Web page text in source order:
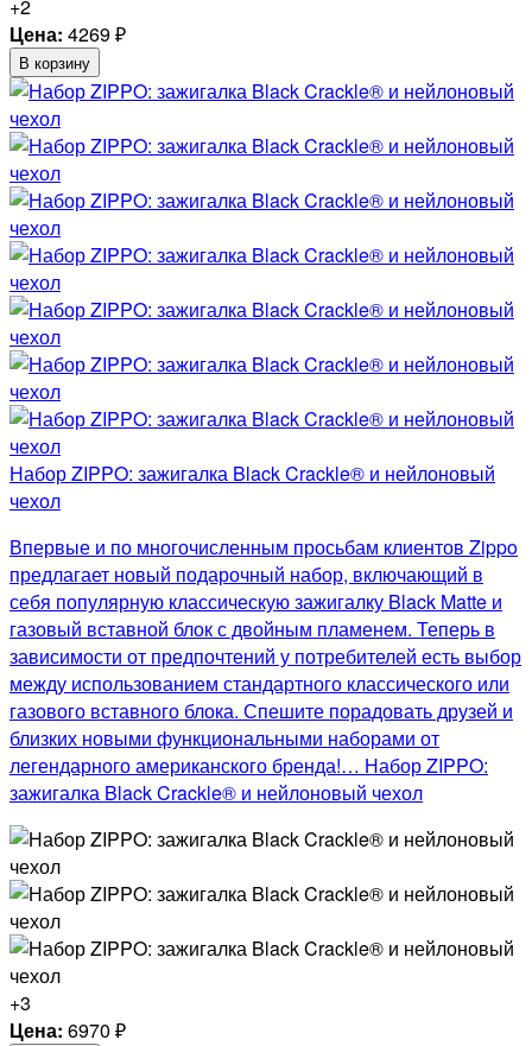
+2
Цена: 4269₽
В корзину
Набор ZIPPO: зажигалка Black Crackle® и нейлоновый
чехол
Впервые и по многочисленным просьбам клиентов Zippo
предлагает новый подарочный набор, включающий в
себя популярную классическую зажигалку Black Matte и
газовый вставной блок с двойным пламенем. Теперь в
зависимости от предпочтений у потребителей есть выбор
между использованием стандартного классического или
газового вставного блока. Спешите порадовать друзей и
близких новыми функциональными наборами от
легендарного американского бренда!… Набор ZIPPO:
зажигалка Black Crackle® и нейлоновый чехол
+3
Цена: 6970 ₽